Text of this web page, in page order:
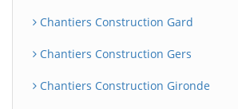
Chantiers Construction Gard
Chantiers Construction Gers
Chantiers Construction Gironde